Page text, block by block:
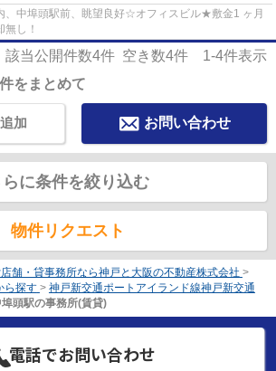
、中埠頭駅前、眺望良好☆オフィスビル★敷金1 ヶ月
し！
該当公開件数4件 空き数4件 1-4件表示
をまとめて
お問い合わせ
加
らに条件を絞り込む
物件リクエスト
舗・貸事務所なら神戸と大阪の不動産株式会社 >
ら探す > 神戸新交通ポートアイランド線神戸新交通
頭駅の事務所(賃貸)
電話でお問い合わせ